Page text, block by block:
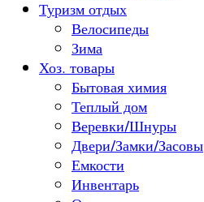
Туризм отдых
Велосипеды
Зима
Хоз. товары
Бытовая химия
Теплый дом
Веревки/Шнуры
Двери/Замки/Засовы
Емкости
Инвентарь